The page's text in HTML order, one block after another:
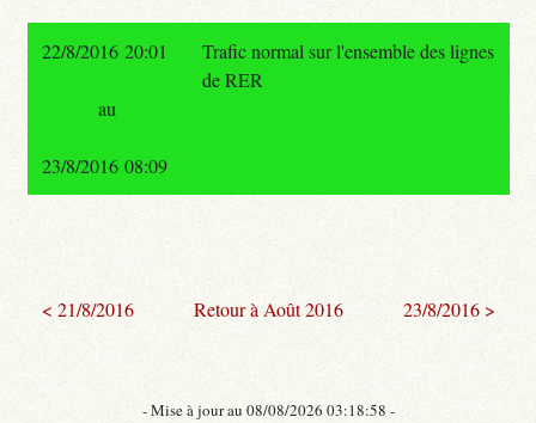
22/8/2016 20:01
Trafic normal sur l'ensemble des lignes
de RER
au
23/8/2016 08:09
< 21/8/2016 Retour à Août 2016 23/8/2016 >
- Mise à jour au 08/08/2026 03:18:58 -